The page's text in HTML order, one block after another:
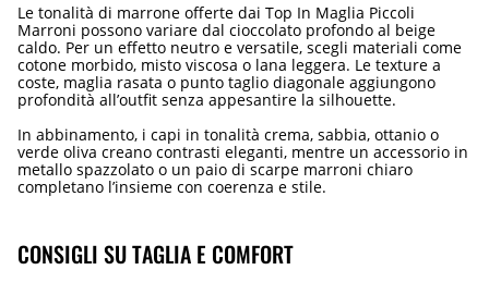
Le tonalità di marrone offerte dai Top In Maglia Piccoli
Marroni possono variare dal cioccolato profondo al beige
caldo. Per un effetto neutro e versatile, scegli materiali come
cotone morbido, misto viscosa o lana leggera. Le texture a
coste, maglia rasata o punto taglio diagonale aggiungono
profondità all’outfit senza appesantire la silhouette.
In abbinamento, i capi in tonalità crema, sabbia, ottanio o
verde oliva creano contrasti eleganti, mentre un accessorio in
metallo spazzolato o un paio di scarpe marroni chiaro
completano l’insieme con coerenza e stile.
CONSIGLI SU TAGLIA E COMFORT